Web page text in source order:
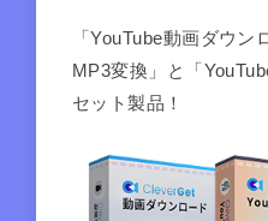
「YouTube動画ダウン
MP3変換」と「
セット製品！